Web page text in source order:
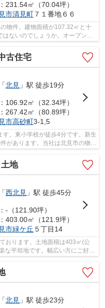
231.54㎡（70.04坪）
市清見町 ７１番地６６
物件。建物面積が107.32㎡と十
ないのでしょうか。オープンな
古住宅
「北見 」駅 徒歩19分
106.92㎡（32.34坪）
267.42㎡（80.89坪）
市高砂町3-1,5
。東小学校が徒歩4分です。新生
があります。当社は北見市の物件
地
「西北見 」駅 徒歩45分
-（121.90坪）
403.00㎡（121.9坪）
市緑ケ丘 ５丁目14
おります。土地面積は403㎡(公
な平坦地です。幅広い方にご好評
「北見 」駅 徒歩23分